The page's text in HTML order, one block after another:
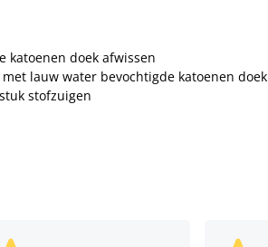
katoenen doek afwissen
lauw water bevochtigde katoenen doek
stofzuigen